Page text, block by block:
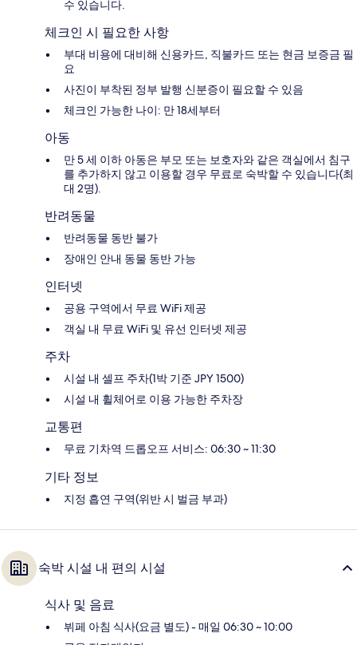
수 있습니다.
체크인 시 필요한 사항
부대 비용에 대비해 신용카드, 직불카드 또는 현금 보증금 필
요
사진이 부착된 정부 발행 신분증이 필요할 수 있음
체크인 가능한 나이: 만 18세부터
아동
만 5 세 이하 아동은 부모 또는 보호자와 같은 객실에서 침구
를 추가하지 않고 이용할 경우 무료로 숙박할 수 있습니다(최
대 2명).
반려동물
반려동물 동반 불가
장애인 안내 동물 동반 가능
인터넷
공용 구역에서 무료 WiFi 제공
객실 내 무료 WiFi 및 유선 인터넷 제공
주차
시설 내 셀프 주차(1박 기준 JPY 1500)
시설 내 휠체어로 이용 가능한 주차장
교통편
무료 기차역 드롭오프 서비스: 06:30 ~ 11:30
기타 정보
지정 흡연 구역(위반 시 벌금 부과)
숙박 시설 내 편의 시설
식사 및 음료
뷔페 아침 식사(요금 별도) - 매일 06:30 ~ 10:00